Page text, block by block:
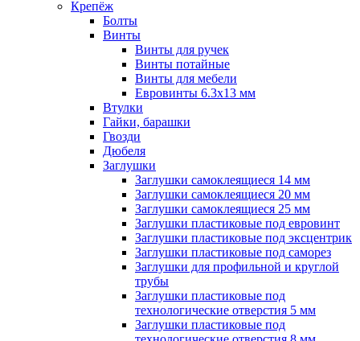
Крепёж
Болты
Винты
Винты для ручек
Винты потайные
Винты для мебели
Евровинты 6.3х13 мм
Втулки
Гайки, барашки
Гвозди
Дюбеля
Заглушки
Заглушки самоклеящиеся 14 мм
Заглушки самоклеящиеся 20 мм
Заглушки самоклеящиеся 25 мм
Заглушки пластиковые под евровинт
Заглушки пластиковые под эксцентрик
Заглушки пластиковые под саморез
Заглушки для профильной и круглой
трубы
Заглушки пластиковые под
технологические отверстия 5 мм
Заглушки пластиковые под